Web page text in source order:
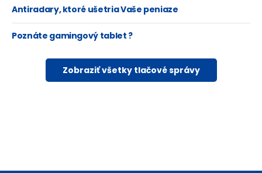
Antiradary, ktoré ušetria Vaše peniaze
Poznáte gamingový tablet ?
Zobraziť všetky tlačové správy